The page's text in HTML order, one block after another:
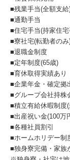
■残業手当(全額支給
■通勤手当
■住宅手当(持家住
■寮社宅(転勤者のみ
■退職金制度
■定年制度(65歳)
■育休取得実績あり
■企業年金・確定拠
■グループ会社持株
■積立有給休暇制度
■出産祝い金(100万
■各種社員割引
■ホームホリデー制
■独身寮完備・家